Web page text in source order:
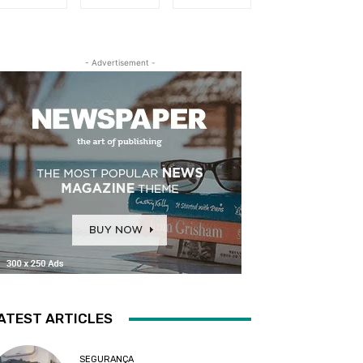
- Advertisement -
ARTICLES
SEGURANÇA